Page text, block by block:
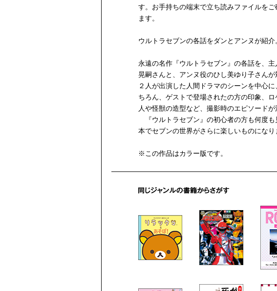
す。お手持ちの端末で立ち読みファイルを
ます。
ウルトラセブンの各話をダンとアンヌが紹介
永遠の名作『ウルトラセブン』の各話を、
晃嗣さんと、アンヌ役のひし美ゆり子さんが
２人が出演した人間ドラマのシーンを中心
ちろん、ゲストで登場されたの方の印象、
人や怪獣の造型など、撮影時のエピソードが
『ウルトラセブン』の初心者の方も何度
本でセブンの世界がさらに楽しいものになり
※この作品はカラー版です。